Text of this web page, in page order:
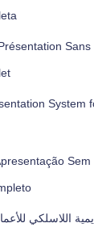
System
اللاسلكي